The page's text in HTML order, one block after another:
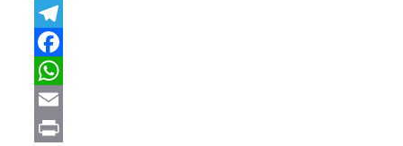
VK
Telegram
Facebook
WhatsApp
Email